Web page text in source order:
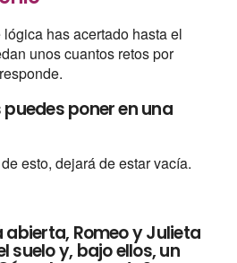
has acertado hasta el
unos cuantos retos por
puedes poner en una
esto, dejará de estar vacía.
abierta, Romeo y Julieta
suelo y, bajo ellos, un